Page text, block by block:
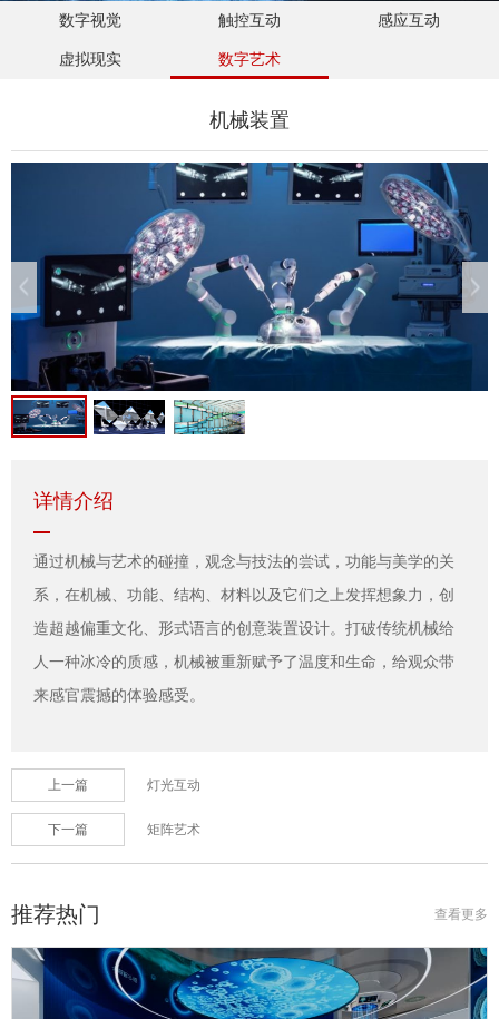
数字视觉 触控互动 感应互动
虚拟现实 数字艺术
机械装置
详情介绍
通过机械与艺术的碰撞，观念与技法的尝试，功能与美学的关
系，在机械、功能、结构、材料以及它们之上发挥想象力，创
造超越偏重文化、形式语言的创意装置设计。打破传统机械给
人一种冰冷的质感，机械被重新赋予了温度和生命，给观众带
来感官震撼的体验感受。
上一篇 灯光互动
下一篇 矩阵艺术
推荐热门 查看更多